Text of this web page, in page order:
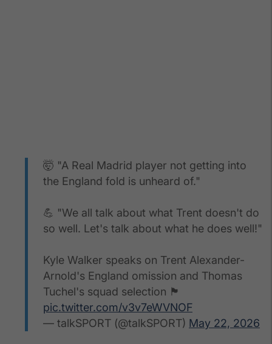
🤯 "A Real Madrid player not getting into
the England fold is unheard of."
💪 "We all talk about what Trent doesn't do
so well. Let's talk about what he does well!"
Kyle Walker speaks on Trent Alexander-
Arnold's England omission and Thomas
Tuchel's squad selection 🏴󠁧󠁢󠁥󠁮󠁧󠁿
pic.twitter.com/v3v7eWVNOF
— talkSPORT (@talkSPORT) May 22, 2026